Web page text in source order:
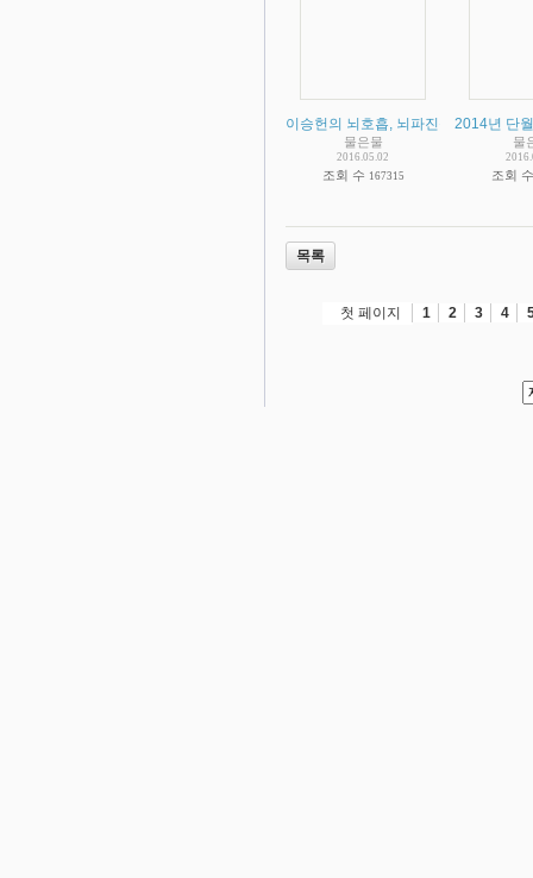
이승헌의 뇌호흡, 뇌파진동이 유사과학
물은물
2016.05.02
조회 수 167315
2014년 단
물
조회
목록
첫 페이지 1 2 3 4